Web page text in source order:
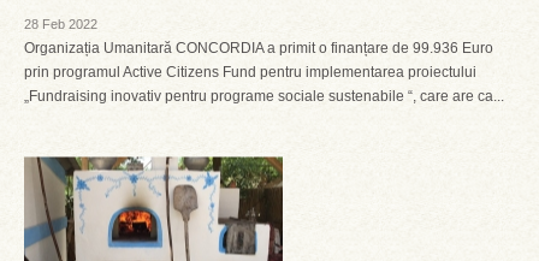
28 Feb 2022
Organizația Umanitară CONCORDIA a primit o finanțare de 99.936 Euro
prin programul Active Citizens Fund pentru implementarea proiectului
„Fundraising inovativ pentru programe sociale sustenabile “, care are ca...